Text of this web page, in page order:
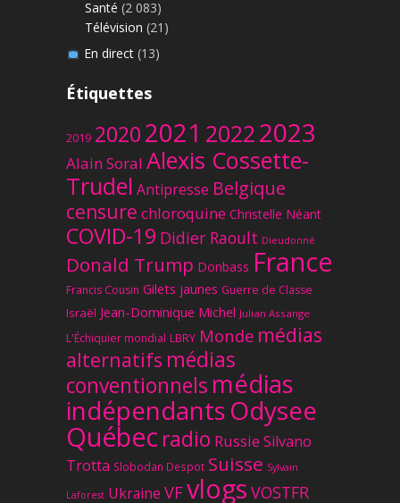
Santé (2 083)
Télévision (21)
En direct(13)
Étiquettes
2019 20202021 20222023
Alain Soral Alexis Cossette-
Trudel Antipresse Belgique
censure chloroquine Christelle Néant
COVID-19 Didier Raoult Dieudonné
Donald Trump Donbass France
Francis Cousin Gilets jaunes Guerre de Classe
Israël Jean-Dominique Michel Julian Assange
L'Échiquier mondial LBRY Monde médias
alternatifs médias
conventionnels médias
indépendantsOdysee
Québec radio Russie Silvano
Trotta Slobodan Despot Suisse Sylvain
Laforest Ukraine VFvlogs VOSTFR